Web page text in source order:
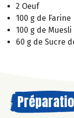
2 Oeuf
100 g de Farine
100 g de Muesli
60 g de Sucre